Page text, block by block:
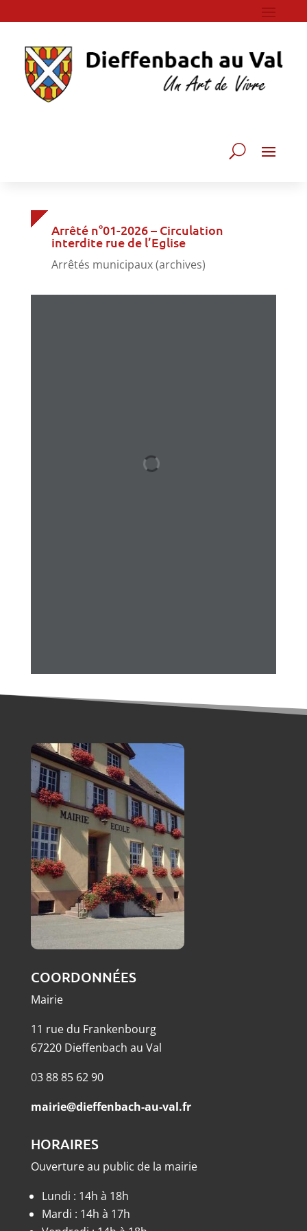
Arrêté n°01-2026 – Circulation
interdite rue de l’Eglise
Arrêtés municipaux (archives)
COORDONNÉES
Mairie
11 rue du Frankenbourg
67220 Dieffenbach au Val
03 88 85 62 90
mairie@dieffenbach-au-val.fr
HORAIRES
Ouverture au public de la mairie
Lundi : 14h à 18h
Mardi : 14h à 17h